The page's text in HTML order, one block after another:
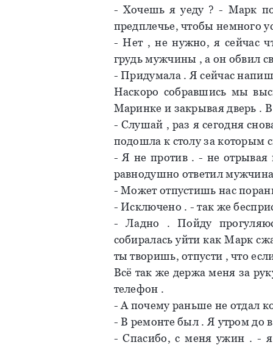
- Хочешь я уеду ? - Марк
предплечье, чтобы немного
- Нет , не нужно, я сейчас
грудь мужчины , а он обвил
- Придумала . Я сейчас
Наскоро собравшись мы
Маринке и закрывая дверь .
- Слушай , раз я сегодня
подошла к столу за которым
- Я не против . - не отрывая
равнодушно ответил
- Может отпустишь нас
- Исключено . - так же
- Ладно . Пойду
собиралась уйти как Марк
ты творишь, отпусти , что
Всё так же держа меня за
телефон .
- А почему раньше не отдал
- В ремонте был . Я утром до
- Спасибо, с меня ужин . - я